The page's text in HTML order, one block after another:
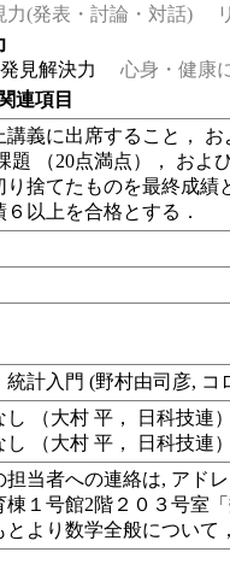
(発表・討論・対話)
見解決力
心身・健康
連項目
講義に出席すること，
題 （20点満点）， およ
り捨てたものを最終成績
６以上を合格とする．
統計入門 (野村由司彦, コ
（大村 平， 日科技連）
（大村 平， 日科技連）
担当者への連絡は, アド
棟１号館2階２０３号室
とより数学全般について